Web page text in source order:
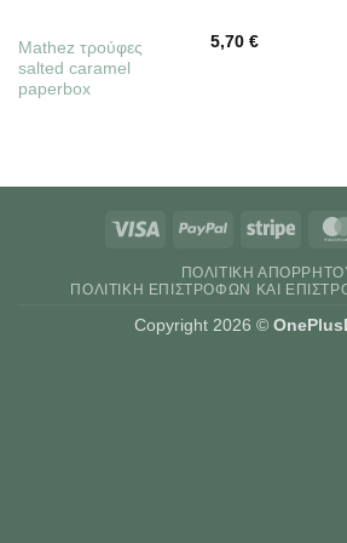
Mathez τρούφες
salted caramel
paperbox
5,70€
Visa PayPal Stripe
ΠΟΛΙΤΙΚΉ
ΠΟΛΙΤΙΚΉ ΕΠΙΣΤΡΟΦΏΝ ΚΑΙ
Copyright 2026 ©